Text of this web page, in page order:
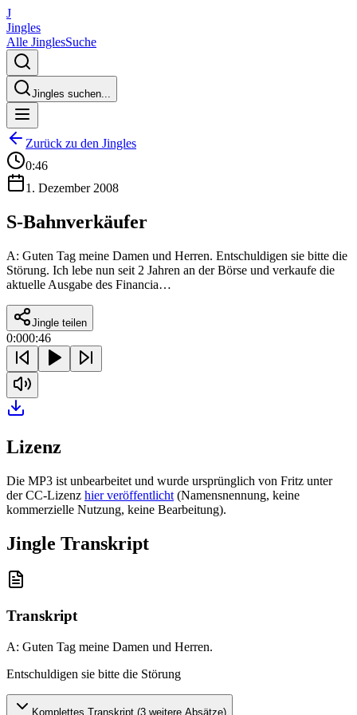
J
Jingles
Alle JinglesSuche
Jingles suchen...
Zurück zu den Jingles
0:46
1. Dezember 2008
S-Bahnverkäufer
A: Guten Tag meine Damen und Herren. Entschuldigen sie bitte die
Störung. Ich lebe nun seit 2 Jahren an der Börse und verkaufe die
aktuelle Ausgabe des Financia…
Jingle teilen
0:000:46
Lizenz
Die MP3 ist unbearbeitet und wurde ursprünglich von Fritz unter
der CC-Lizenz hier veröffentlicht (Namensnennung, keine
kommerzielle Nutzung, keine Bearbeitung).
Jingle Transkript
Transkript
A: Guten Tag meine Damen und Herren.
Entschuldigen sie bitte die Störung
Komplettes Transkript (3 weitere Absätze)